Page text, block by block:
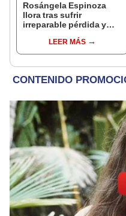
Rosángela Espinoza
llora tras sufrir
irreparable pérdida y
mensaje: "Descansa en
paz, mi bebé"
LEER MÁS